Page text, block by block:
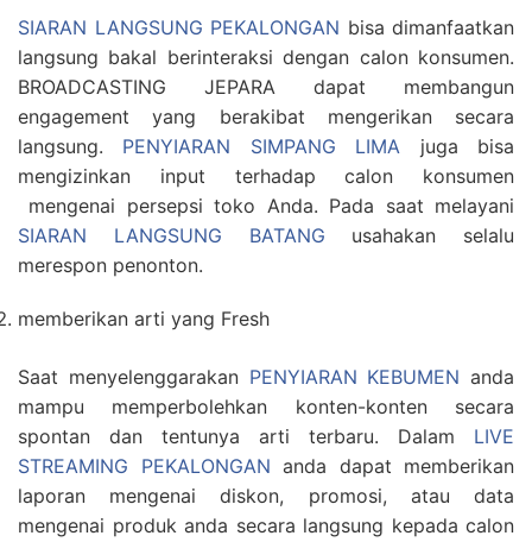
SIARAN LANGSUNG PEKALONGAN bisa dimanfaatkan
langsung bakal berinteraksi dengan calon konsumen.
BROADCASTING JEPARA dapat membangun
engagement yang berakibat mengerikan secara
langsung. PENYIARAN SIMPANG LIMA juga bisa
mengizinkan input terhadap calon konsumen
mengenai persepsi toko Anda. Pada saat melayani
SIARAN LANGSUNG BATANG usahakan selalu
merespon penonton.
memberikan arti yang Fresh
Saat menyelenggarakan PENYIARAN KEBUMEN anda
mampu memperbolehkan konten-konten secara
spontan dan tentunya arti terbaru. Dalam LIVE
STREAMING PEKALONGAN anda dapat memberikan
laporan mengenai diskon, promosi, atau data
mengenai produk anda secara langsung kepada calon